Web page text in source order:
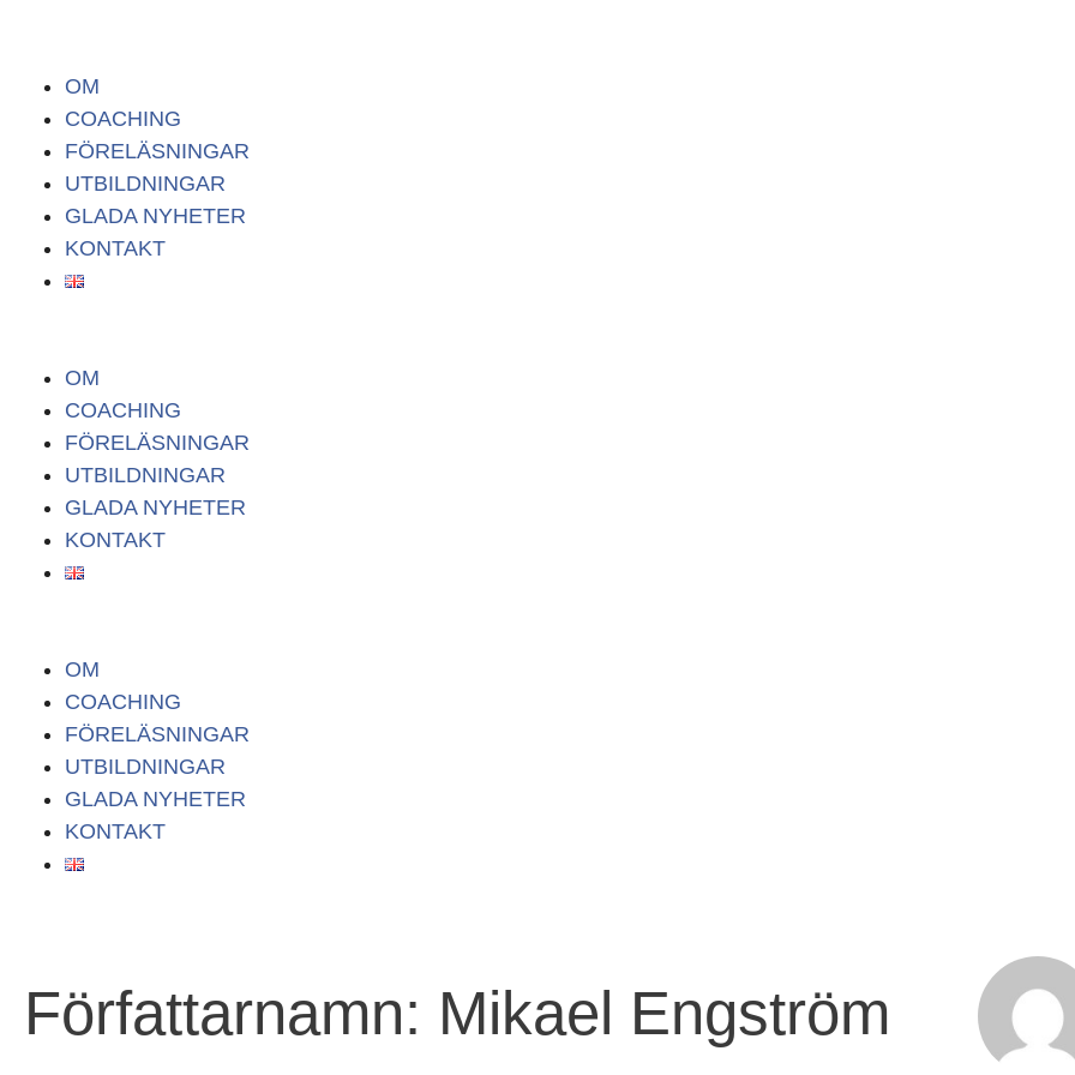
innehållOM
COACHING
FÖRELÄSNINGAR
UTBILDNINGAR
GLADA NYHETER
KONTAKT
OM
COACHING
FÖRELÄSNINGAR
UTBILDNINGAR
GLADA NYHETER
KONTAKT
OM
COACHING
FÖRELÄSNINGAR
UTBILDNINGAR
GLADA NYHETER
KONTAKT
Författarnamn: Mikael Engström